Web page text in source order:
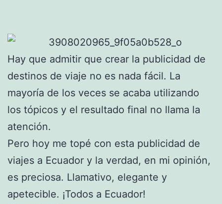
Hay que admitir que crear la publicidad de
destinos de viaje no es nada fácil. La
mayoría de los veces se acaba utilizando
los tópicos y el resultado final no llama la
atención.
Pero hoy me topé con esta publicidad de
viajes a Ecuador y la verdad, en mi opinión,
es preciosa. Llamativo, elegante y
apetecible. ¡Todos a Ecuador!